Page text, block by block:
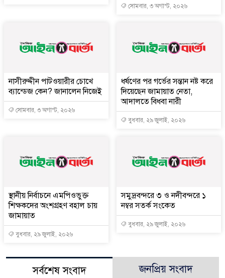
সোমবার, ৩ অগাস্ট, ২০২৬
নাসীরুদ্দীন পাটওয়ারীর চোখে
ব্যান্ডেজ কেন? জানালেন নিজেই
সোমবার, ৩ অগাস্ট, ২০২৬
ধর্ষণের পর গর্ভের সন্তান নষ্ট করে
দিয়েছেন জামায়াত নেতা,
আদালতে বিধবা নারী
বুধবার, ২৯ জুলাই, ২০২৬
স্থানীয় নির্বাচনে এমপিওভুক্ত
শিক্ষকদের অংশগ্রহণ বহাল চায়
জামায়াত
বুধবার, ২৯ জুলাই, ২০২৬
সমুদ্রবন্দরে ৩ ও নদীবন্দরে ১
নম্বর সতর্ক সংকেত
বুধবার, ২৯ জুলাই, ২০২৬
সর্বশেষ সংবাদ জনপ্রিয় সংবাদ